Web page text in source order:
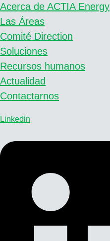
Acerca de ACTIA Energy
Las Áreas
Comité Direction
Soluciones
Recursos humanos
Actualidad
Contactarnos
Linkedin